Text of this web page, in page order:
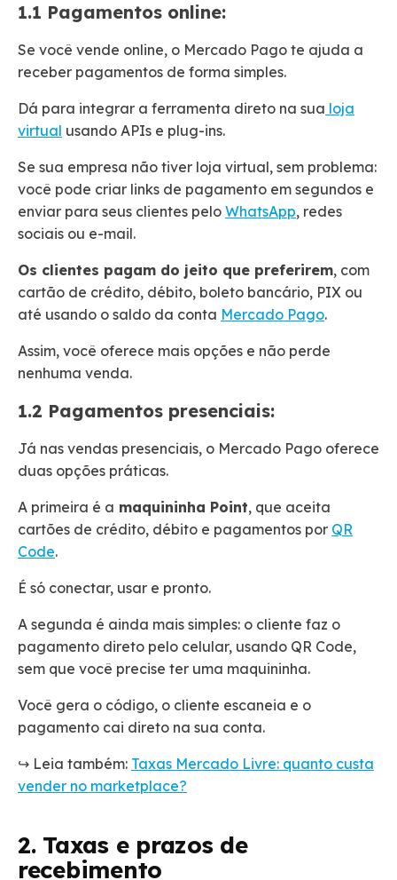
1.1 Pagamentos online:
Se você vende online, o Mercado Pago te ajuda a
receber pagamentos de forma simples.
Dá para integrar a ferramenta direto na sua loja
virtual usando APIs e plug-ins.
Se sua empresa não tiver loja virtual, sem problema:
você pode criar links de pagamento em segundos e
enviar para seus clientes pelo WhatsApp, redes
sociais ou e-mail.
Os clientes pagam do jeito que preferirem, com
cartão de crédito, débito, boleto bancário, PIX ou
até usando o saldo da conta Mercado Pago.
Assim, você oferece mais opções e não perde
nenhuma venda.
1.2 Pagamentos presenciais:
Já nas vendas presenciais, o Mercado Pago oferece
duas opções práticas.
A primeira é a maquininha Point, que aceita
cartões de crédito, débito e pagamentos por QR
Code.
É só conectar, usar e pronto.
A segunda é ainda mais simples: o cliente faz o
pagamento direto pelo celular, usando QR Code,
sem que você precise ter uma maquininha.
Você gera o código, o cliente escaneia e o
pagamento cai direto na sua conta.
↪️ Leia também: Taxas Mercado Livre: quanto custa
vender no marketplace?
2. Taxas e prazos de
recebimento